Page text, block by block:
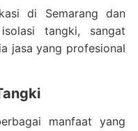
di Semarang dan
tangki, sangat
jasa yang profesional
manfaat yang